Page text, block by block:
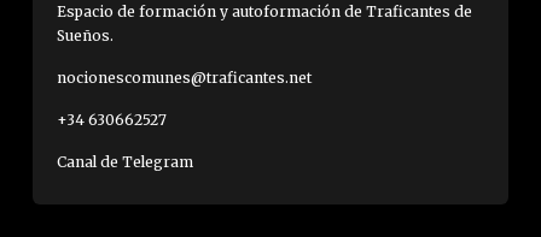
Espacio de formación y autoformación de Traficantes de
Sueños.
nocionescomunes@traficantes.net
+34 630662527
Canal de Telegram